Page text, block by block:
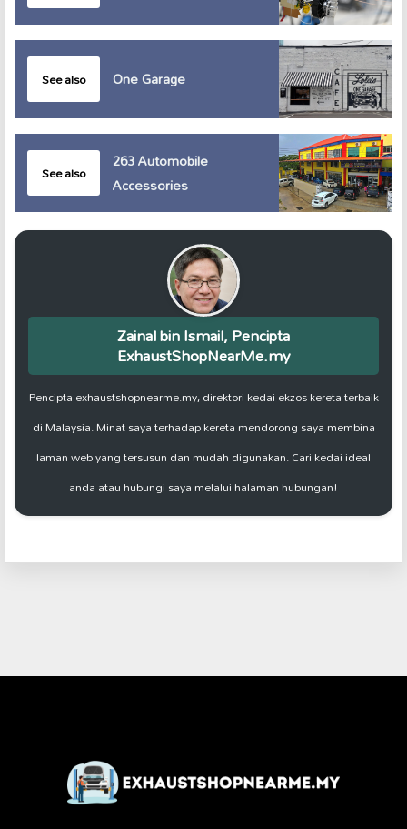
See also One Garage
See also
263 Automobile
Accessories
Zainal bin Ismail, Pencipta
ExhaustShopNearMe.my
Pencipta exhaustshopnearme.my, direktori kedai ekzos kereta terbaik
di Malaysia. Minat saya terhadap kereta mendorong saya membina
laman web yang tersusun dan mudah digunakan. Cari kedai ideal
anda atau hubungi saya melalui halaman hubungan!